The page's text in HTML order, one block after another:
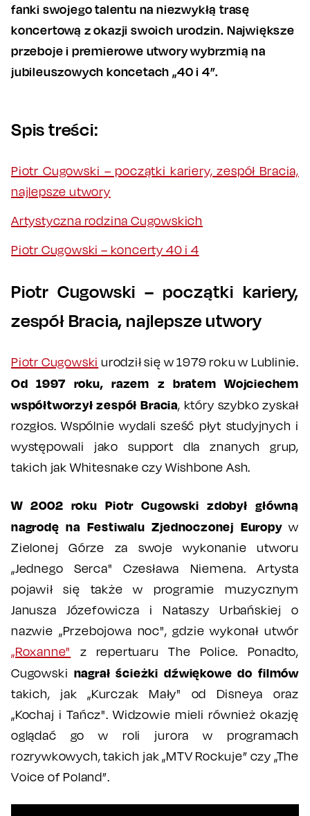
fanki swojego talentu na niezwykłą trasę
koncertową z okazji swoich urodzin. Największe
przeboje i premierowe utwory wybrzmią na
jubileuszowych koncetach „40 i 4”.
Spis treści:
Piotr Cugowski – początki kariery, zespół Bracia,
najlepsze utwory
Artystyczna rodzina Cugowskich
Piotr Cugowski – koncerty 40 i 4
Piotr Cugowski – początki kariery,
zespół Bracia, najlepsze utwory
Piotr Cugowski urodził się w 1979 roku w Lublinie.
Od 1997 roku, razem z bratem Wojciechem
współtworzył zespół Bracia, który szybko zyskał
rozgłos. Wspólnie wydali sześć płyt studyjnych i
występowali jako support dla znanych grup,
takich jak Whitesnake czy Wishbone Ash.
W 2002 roku Piotr Cugowski zdobył główną
nagrodę na Festiwalu Zjednoczonej Europyw
Zielonej Górze za swoje wykonanie utworu
„Jednego Serca" Czesława Niemena. Artysta
pojawił się także w programie muzycznym
Janusza Józefowicza i Nataszy Urbańskiej o
nazwie „Przebojowa noc", gdzie wykonał utwór
„Roxanne"
z repertuaru The Police. Ponadto,
Cugowski nagrał ścieżki dźwiękowe do filmów
takich, jak „Kurczak Mały" od Disneya oraz
„Kochaj i Tańcz". Widzowie mieli również okazję
oglądać go w roli jurora w programach
rozrywkowych, takich jak „MTV Rockuje” czy „The
Voice of Poland”.